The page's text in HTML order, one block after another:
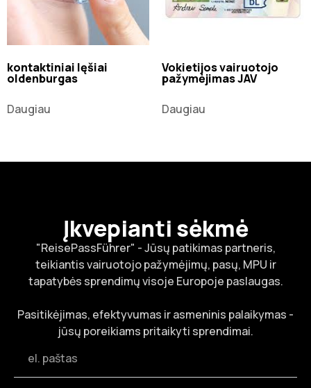
kontaktiniai lęšiai
oldenburgas
Daugiau
Vokietijos vairuotojo
pažymėjimas JAV
Daugiau
Įkvepianti sėkmė
"ReisePassFührer" - Jūsų patikimas partneris,
teikiantis vairuotojo pažymėjimų, pasų, MPU ir
tapatybės sprendimų visoje Europoje paslaugas.
Pasitikėjimas, efektyvumas ir asmeninis palaikymas -
jūsų poreikiams pritaikyti sprendimai.